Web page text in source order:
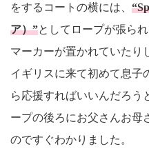
をするコートの横には、
ア）”としてロープが張ら
マーカーが置かれていたり
イギリスに来て初めて息子
ら応援すればいいんだろう
ープの後ろにお父さんお母
のですぐわかりました。